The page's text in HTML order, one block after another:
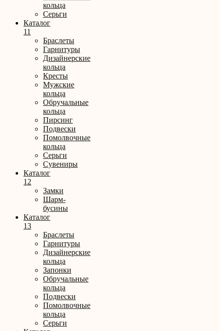
кольца
Серьги
Каталог
11
Браслеты
Гарнитуры
Дизайнерские
кольца
Кресты
Мужские
кольца
Обручальные
кольца
Пирсинг
Подвески
Помолвочные
кольца
Серьги
Сувениры
Каталог
12
Замки
Шарм-
бусины
Каталог
13
Браслеты
Гарнитуры
Дизайнерские
кольца
Запонки
Обручальные
кольца
Подвески
Помолвочные
кольца
Серьги